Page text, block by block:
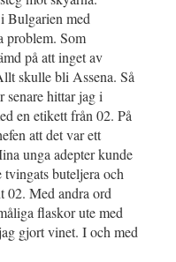
Bulgarien med
problem. Som
på att inget av
skulle bli Assena. Så
senare hittar jag i
en etikett från 02. På
att det var ett
unga adepter kunde
tvingats buteljera och
02. Med andra ord
flaskor ute med
gjort vinet. I och med